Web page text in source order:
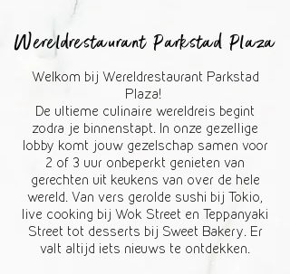
Welkom bij Wereldrestaurant Parkstad
Plaza!
De ultieme culinaire wereldreis begint
zodra je binnenstapt. In onze gezellige
lobby komt jouw gezelschap samen voor
2 of 3 uur onbeperkt genieten van
gerechten uit keukens van over de hele
wereld. Van vers gerolde sushi bij Tokio,
live cooking bij Wok Street en Teppanyaki
Street tot desserts bij Sweet Bakery. Er
valt altijd iets nieuws te ontdekken.
Wereldrestaurant Parkstad Plaza